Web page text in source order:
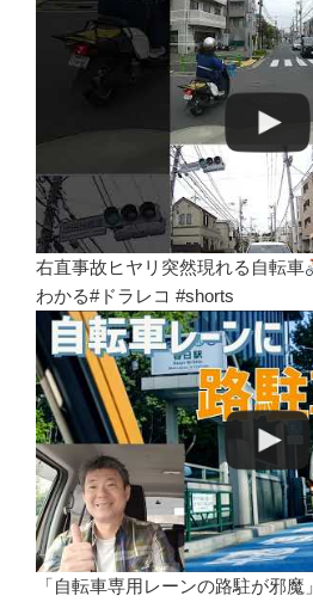
右直事故ヒヤリ突然現れる自転車
わかる#ドラレコ #shorts
「自転車専用レーンの路駐が邪